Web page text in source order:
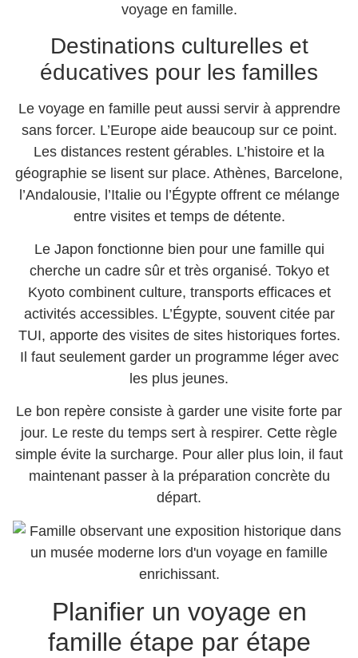
Destinations culturelles et
éducatives pour les familles
Le voyage en famille peut aussi servir à apprendre
sans forcer. L’Europe aide beaucoup sur ce point.
Les distances restent gérables. L’histoire et la
géographie se lisent sur place. Athènes, Barcelone,
l’Andalousie, l’Italie ou l’Égypte offrent ce mélange
entre visites et temps de détente.
Le Japon fonctionne bien pour une famille qui
cherche un cadre sûr et très organisé. Tokyo et
Kyoto combinent culture, transports efficaces et
activités accessibles. L’Égypte, souvent citée par
TUI, apporte des visites de sites historiques fortes.
Il faut seulement garder un programme léger avec
les plus jeunes.
Le bon repère consiste à garder une visite forte par
jour. Le reste du temps sert à respirer. Cette règle
simple évite la surcharge. Pour aller plus loin, il faut
maintenant passer à la préparation concrète du
départ.
Planifier un voyage en
famille étape par étape